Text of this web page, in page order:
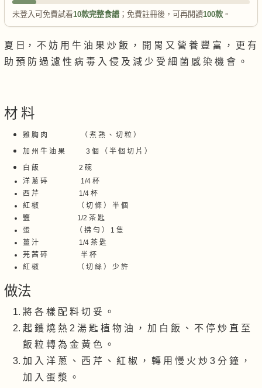
未登入可免費試看10款完整食譜 ；免費註冊後，可再閱讀100款 。
夏 日， 不 妨 用 牛 油 果 炒 飯 ， 開 胃 又 營 養 豐 富 ， 更 有
助 預 防 過 濾 性 病 毒 入 侵 及 減 少 受 細 菌 感 染 機 會 。
材 料
雞 胸 肉 （ 煮 熟 、 切 粒 ）
加 州 牛 油 果 3 個 （ 半 個 切 片 ）
白 飯 2 碗
洋 蔥 碎 1/4 杯
西 芹 1/4 杯
紅 椒 （ 切 條 ） 半 個
鹽 1/2 茶 匙
蛋 （ 拂 勻 ） 1 隻
薑 汁 1/4 茶 匙
芫 茜 碎 半 杯
紅 椒 （ 切 絲 ） 少 許
做法
將 各 樣 配 料 切 妥 。
起 鑊 燒 熱 2 湯 匙 植 物 油 ， 加 白 飯 、 不 停 炒 直 至
飯 粒 轉 為 金 黃 色 。
加 入 洋 蔥 、 西 芹 、 紅 椒 ， 轉 用 慢 火 炒 3 分 鐘 ，
加 入 蛋 漿 。